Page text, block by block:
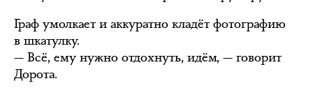
Граф умолкает и аккуратно кладёт фотографию
в шкатулку.
— Всё, ему нужно отдохнуть, идём, — говорит
Дорота.